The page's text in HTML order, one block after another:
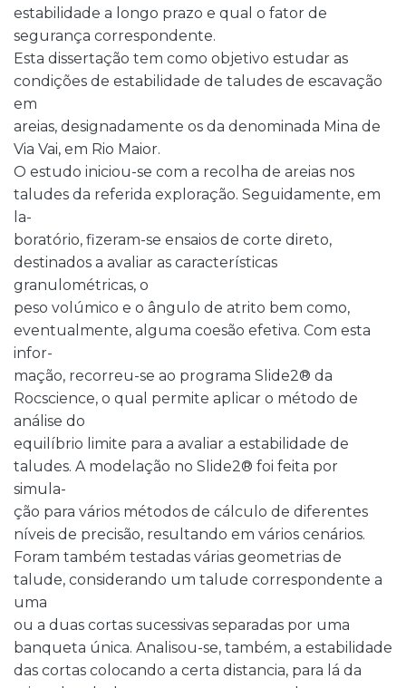
estabilidade a longo prazo e qual o fator de
segurança correspondente.
Esta dissertação tem como objetivo estudar as
condições de estabilidade de taludes de escavação
em
areias, designadamente os da denominada Mina de
Via Vai, em Rio Maior.
O estudo iniciou-se com a recolha de areias nos
taludes da referida exploração. Seguidamente, em
la-
boratório, fizeram-se ensaios de corte direto,
destinados a avaliar as características
granulométricas, o
peso volúmico e o ângulo de atrito bem como,
eventualmente, alguma coesão efetiva. Com esta
infor-
mação, recorreu-se ao programa Slide2® da
Rocscience, o qual permite aplicar o método de
análise do
equilíbrio limite para a avaliar a estabilidade de
taludes. A modelação no Slide2® foi feita por
simula-
ção para vários métodos de cálculo de diferentes
níveis de precisão, resultando em vários cenários.
Foram também testadas várias geometrias de
talude, considerando um talude correspondente a
uma
ou a duas cortas sucessivas separadas por uma
banqueta única. Analisou-se, também, a estabilidade
das cortas colocando a certa distancia, para lá da